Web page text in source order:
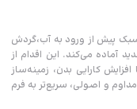
پیش از ورود به آب،گردش
آماده می‌کند. این اقدام از
کارایی بدن، زمینه‌ساز
و اصولی، سریع‌تر به فرم